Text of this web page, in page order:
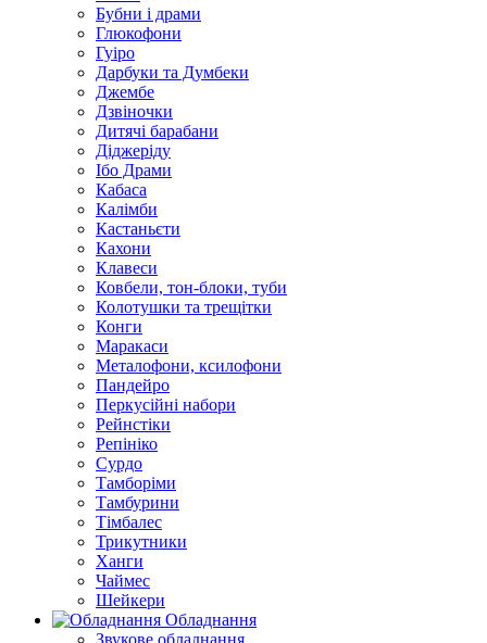
Бубни і драми
Глюкофони
Гуіро
Дарбуки та Думбеки
Джембе
Дзвіночки
Дитячі барабани
Діджеріду
Ібо Драми
Кабаса
Калімби
Кастаньєти
Кахони
Клавеси
Ковбели, тон-блоки, туби
Колотушки та трещітки
Конги
Маракаси
Металофони, ксилофони
Пандейро
Перкусійні набори
Рейнстіки
Репініко
Сурдо
Тамборіми
Тамбурини
Тімбалес
Трикутники
Ханги
Чаймес
Шейкери
Обладнання
Звукове обладнання